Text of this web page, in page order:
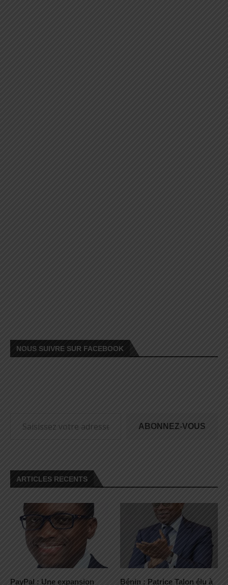
NOUS SUIVRE SUR FACEBOOK
ABONNEZ-VOUS
ARTICLES RECENTS
PayPal : Une expansion
Bénin : Patrice Talon élu à